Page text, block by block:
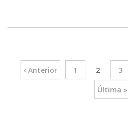
‹ Anterior 1 2 3
Última »